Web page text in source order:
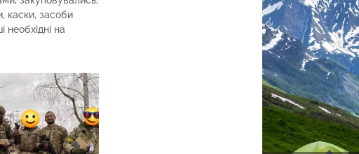
каски, засоби
необхідні на